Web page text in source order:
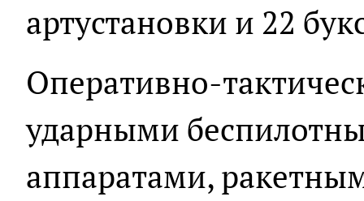
артустановки и 22
Оперативно-
ударными
аппаратами,